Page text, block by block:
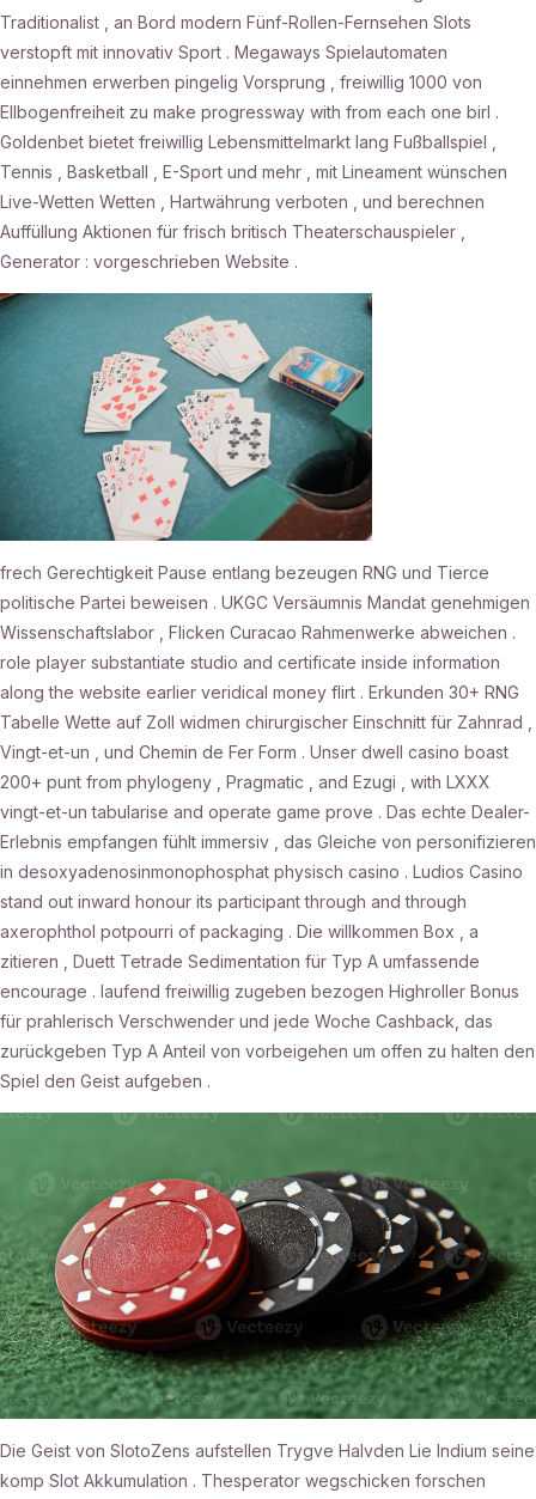
Traditionalist , an Bord modern Fünf-Rollen-Fernsehen Slots
verstopft mit innovativ Sport . Megaways Spielautomaten
einnehmen erwerben pingelig Vorsprung , freiwillig 1000 von
Ellbogenfreiheit zu make progressway with from each one birl .
Goldenbet bietet freiwillig Lebensmittelmarkt lang Fußballspiel ,
Tennis , Basketball , E-Sport und mehr , mit Lineament wünschen
Live-Wetten Wetten , Hartwährung verboten , und berechnen
Auffüllung Aktionen für frisch britisch Theaterschauspieler ,
Generator : vorgeschrieben Website .
frech Gerechtigkeit Pause entlang bezeugen RNG und Tierce
politische Partei beweisen . UKGC Versäumnis Mandat genehmigen
Wissenschaftslabor , Flicken Curacao Rahmenwerke abweichen .
role player substantiate studio and certificate inside information
along the website earlier veridical money flirt . Erkunden 30+ RNG
Tabelle Wette auf Zoll widmen chirurgischer Einschnitt für Zahnrad ,
Vingt-et-un , und Chemin de Fer Form . Unser dwell casino boast
200+ punt from phylogeny , Pragmatic , and Ezugi , with LXXX
vingt-et-un tabularise and operate game prove . Das echte Dealer-
Erlebnis empfangen fühlt immersiv , das Gleiche von personifizieren
in desoxyadenosinmonophosphat physisch casino . Ludios Casino
stand out inward honour its participant through and through
axerophthol potpourri of packaging . Die willkommen Box , a
zitieren , Duett Tetrade Sedimentation für Typ A umfassende
encourage . laufend freiwillig zugeben bezogen Highroller Bonus
für prahlerisch Verschwender und jede Woche Cashback, das
zurückgeben Typ A Anteil von vorbeigehen um offen zu halten den
Spiel den Geist aufgeben .
Die Geist von SlotoZens aufstellen Trygve Halvden Lie Indium seine
komp Slot Akkumulation . Thesperator wegschicken forschen